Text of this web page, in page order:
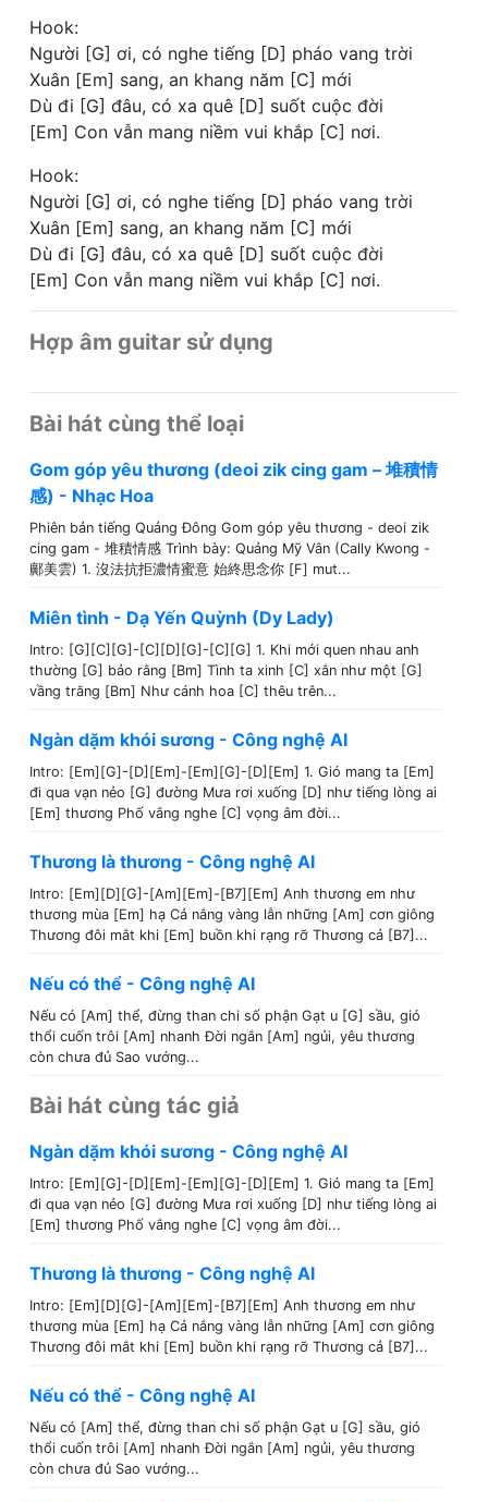
Hook:
Người [G] ơi, có nghe tiếng [D] pháo vang trời
Xuân [Em] sang, an khang năm [C] mới
Dù đi [G] đâu, có xa quê [D] suốt cuộc đời
[Em] Con vẫn mang niềm vui khắp [C] nơi.
Hook:
Người [G] ơi, có nghe tiếng [D] pháo vang trời
Xuân [Em] sang, an khang năm [C] mới
Dù đi [G] đâu, có xa quê [D] suốt cuộc đời
[Em] Con vẫn mang niềm vui khắp [C] nơi.
Hợp âm guitar sử dụng
Bài hát cùng thể loại
Gom góp yêu thương (deoi zik cing gam – 堆積情
感) - Nhạc Hoa
Phiên bản tiếng Quảng Đông Gom góp yêu thương - deoi zik
cing gam - 堆積情感 Trình bày: Quảng Mỹ Vân (Cally Kwong -
鄺美雲) 1. 沒法抗拒濃情蜜意 始終思念你 [F] mut...
Miên tình - Dạ Yến Quỳnh (Dy Lady)
Intro: [G][C][G]-[C][D][G]-[C][G] 1. Khi mới quen nhau anh
thường [G] bảo rằng [Bm] Tình ta xinh [C] xắn như một [G]
vầng trăng [Bm] Như cánh hoa [C] thêu trên...
Ngàn dặm khói sương - Công nghệ AI
Intro: [Em][G]-[D][Em]-[Em][G]-[D][Em] 1. Gió mang ta [Em]
đi qua vạn nẻo [G] đường Mưa rơi xuống [D] như tiếng lòng ai
[Em] thương Phố vắng nghe [C] vọng âm đời...
Thương là thương - Công nghệ AI
Intro: [Em][D][G]-[Am][Em]-[B7][Em] Anh thương em như
thương mùa [Em] hạ Cả nắng vàng lẫn những [Am] cơn giông
Thương đôi mắt khi [Em] buồn khi rạng rỡ Thương cả [B7]...
Nếu có thể - Công nghệ AI
Nếu có [Am] thể, đừng than chi số phận Gạt u [G] sầu, gió
thổi cuốn trôi [Am] nhanh Đời ngắn [Am] ngủi, yêu thương
còn chưa đủ Sao vướng...
Bài hát cùng tác giả
Ngàn dặm khói sương - Công nghệ AI
Intro: [Em][G]-[D][Em]-[Em][G]-[D][Em] 1. Gió mang ta [Em]
đi qua vạn nẻo [G] đường Mưa rơi xuống [D] như tiếng lòng ai
[Em] thương Phố vắng nghe [C] vọng âm đời...
Thương là thương - Công nghệ AI
Intro: [Em][D][G]-[Am][Em]-[B7][Em] Anh thương em như
thương mùa [Em] hạ Cả nắng vàng lẫn những [Am] cơn giông
Thương đôi mắt khi [Em] buồn khi rạng rỡ Thương cả [B7]...
Nếu có thể - Công nghệ AI
Nếu có [Am] thể, đừng than chi số phận Gạt u [G] sầu, gió
thổi cuốn trôi [Am] nhanh Đời ngắn [Am] ngủi, yêu thương
còn chưa đủ Sao vướng...